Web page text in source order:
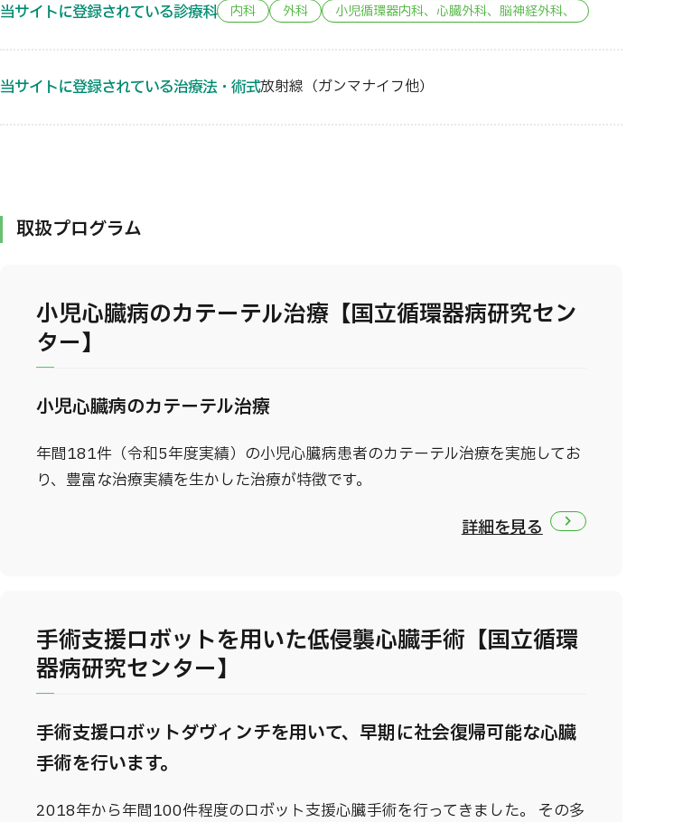
当サイトに登録されている診療科 内科 外科 小児循環器内科、心臓外科、脳神経外科、
当サイトに登録されている治療法・術式放射線（ガンマナイフ他）
取扱プログラム
小児心臓病のカテーテル治療【国立循環器病研究セン
ター】
小児心臓病のカテーテル治療
年間181件（令和5年度実績）の小児心臓病患者のカテーテル治療を実施してお
り、豊富な治療実績を生かした治療が特徴です。
詳細を見る
手術支援ロボットを用いた低侵襲心臓手術【国立循環
器病研究センター】
手術支援ロボットダヴィンチを用いて、早期に社会復帰可能な心臓
手術を行います。
2018年から年間100件程度のロボット支援心臓手術を行ってきました。 その多